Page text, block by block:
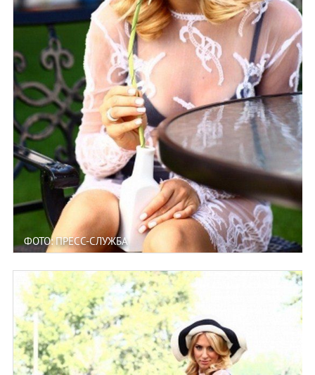
ФОТО: ПРЕСС-СЛУЖБА